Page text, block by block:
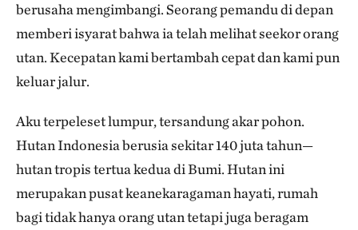
berusaha mengimbangi. Seorang pemandu di depan
memberi isyarat bahwa ia telah melihat seekor orang
utan. Kecepatan kami bertambah cepat dan kami pun
keluar jalur.
Aku terpeleset lumpur, tersandung akar pohon.
Hutan Indonesia berusia sekitar 140 juta tahun—
hutan tropis tertua kedua di Bumi. Hutan ini
merupakan pusat keanekaragaman hayati, rumah
bagi tidak hanya orang utan tetapi juga beragam